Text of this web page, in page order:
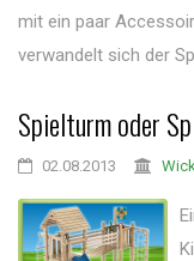
mit ein paar
verwandelt sich der
Spielturm oder
02.08.2013